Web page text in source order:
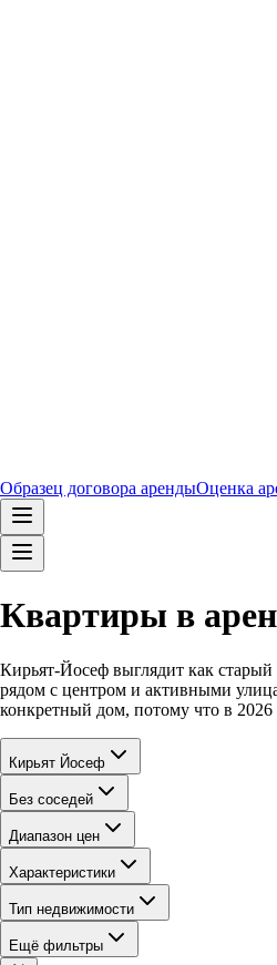
Образец договора арендыОценка
Квартиры в
Кирьят-Йосеф выглядит как
рядом с центром и активными
конкретный дом, потому что в
Кирьят Йосеф
Без соседей
Диапазон цен
Характеристики
Тип недвижимости
Ещё фильтры